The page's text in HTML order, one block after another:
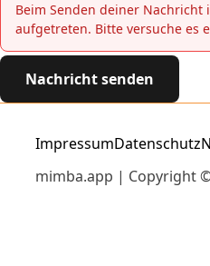
Beim Senden deiner Nachricht
aufgetreten. Bitte versuche es
Nachricht senden
ImpressumDatenschutz
mimba.app | Copyright